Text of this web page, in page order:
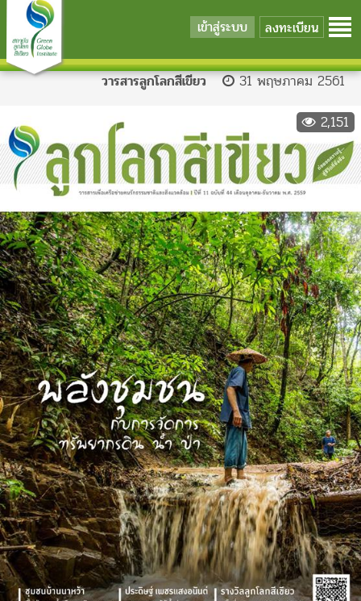
เข้าสู่ระบบ ลงทะเบียน
วารสารลูกโลกสีเขียว
31 พฤษภาคม 2561
2,151